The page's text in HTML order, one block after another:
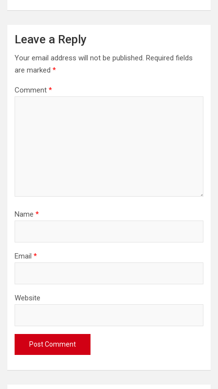
Leave a Reply
Your email address will not be published. Required fields
are marked *
Comment *
Name *
Email *
Website